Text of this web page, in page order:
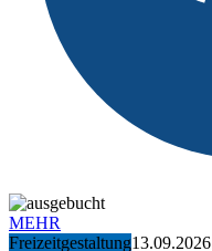
MEHR
Freizeitgestaltung13.09.2026